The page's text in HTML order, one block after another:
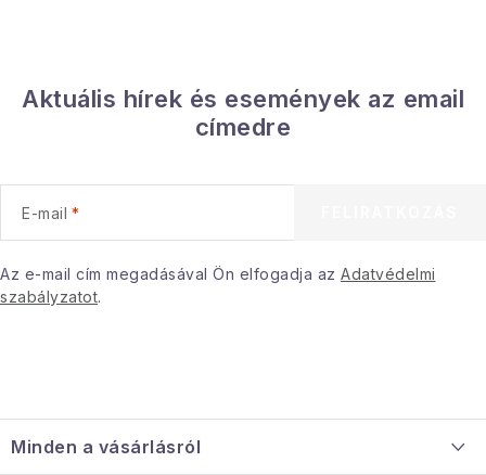
Aktuális hírek és események az email
címedre
E-mail
Az e-mail cím megadásával Ön elfogadja az Adatvédelmi
szabályzatot.
á
bMinden a vásárlásról